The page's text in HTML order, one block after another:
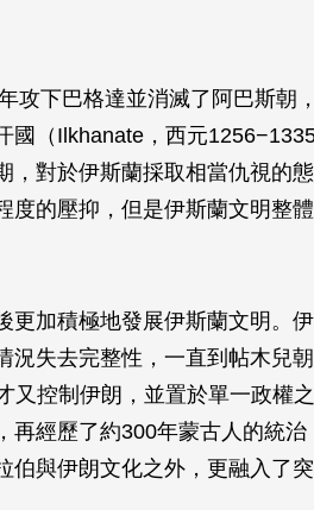
攻下巴格達並消滅了阿巴斯朝
國（Ilkhanate，西元
，對於伊斯蘭採取相當仇視的
度的壓抑，但是伊斯蘭文明整體
更加積極地發展伊斯蘭文明。
況失去完整性，一直到帖木兒
又控制伊朗，並置於單一政權
再經歷了約300年蒙古人的統
伯與伊朗文化之外，更融入了